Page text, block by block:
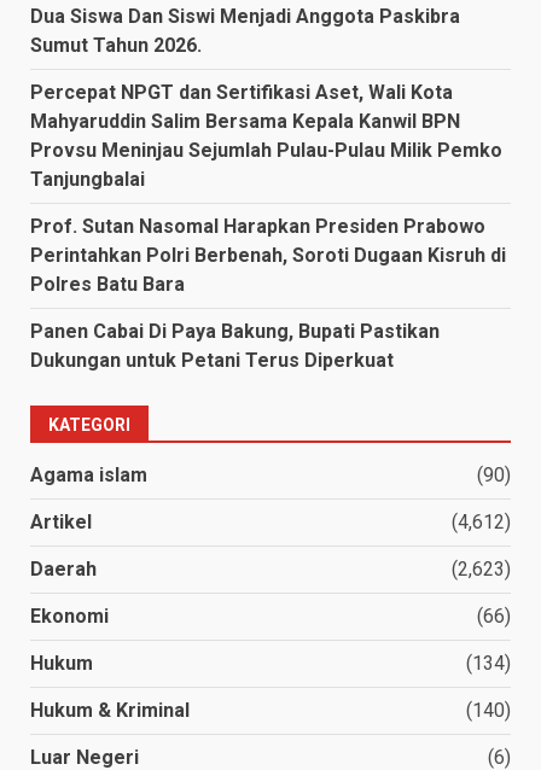
Dua Siswa Dan Siswi Menjadi Anggota Paskibra
Sumut Tahun 2026.
Percepat NPGT dan Sertifikasi Aset, Wali Kota
Mahyaruddin Salim Bersama Kepala Kanwil BPN
Provsu Meninjau Sejumlah Pulau-Pulau Milik Pemko
Tanjungbalai
Prof. Sutan Nasomal Harapkan Presiden Prabowo
Perintahkan Polri Berbenah, Soroti Dugaan Kisruh di
Polres Batu Bara
Panen Cabai Di Paya Bakung, Bupati Pastikan
Dukungan untuk Petani Terus Diperkuat
KATEGORI
Agama islam (90)
Artikel (4,612)
Daerah (2,623)
Ekonomi (66)
Hukum (134)
Hukum & Kriminal (140)
Luar Negeri (6)